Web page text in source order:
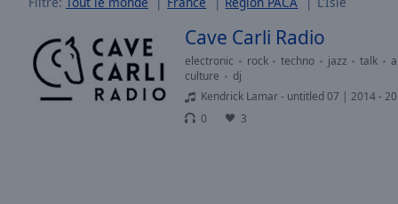
currently
behind
LIVE
Remaining
Cave Carli Radio
electronic rock techno jazz talk
culture
dj
Kendrick Lamar - untitled 07 | 2014 -
0
3